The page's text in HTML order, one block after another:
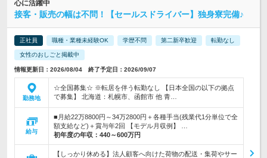
心に活躍中
接客・販売の幅は不問！【セールスドライバー】独身寮完備♪
正社員 職種・業種未経験OK 学歴不問 第二新卒歓迎 転勤なし
女性のおしごと掲載中
情報更新日：2026/08/04 終了予定日：2026/09/07
勤務地
☆全国募集☆ ※転居を伴う転勤なし 【日本全国の以下の拠点
で募集】 北海道：札幌市、函館市 他 青…
給与
■月給22万8800円～34万2800円＋各種手当(残業代1分単位で全
額支給など)＋賞与年2回 【モデル月収例】 …
初年度の年収： 440～600万円
【しっかり休める】法人顧客へ向けた荷物の配送・集荷やサー